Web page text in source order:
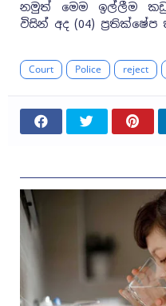
නමුත් මෙම ඉල්ලීම
විසින් අද (04) ප්‍රතික්ෂේප
Court Police reject